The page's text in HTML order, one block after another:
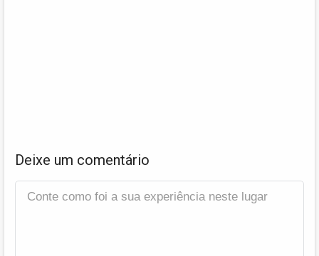
Deixe um comentário